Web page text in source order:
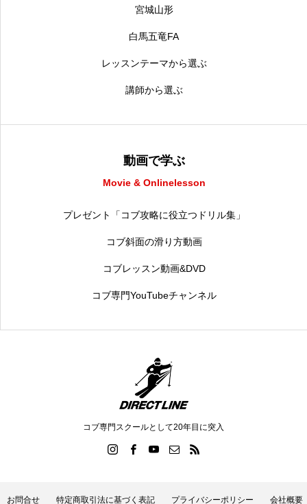
宮城山形
白馬五竜FA
レッスンテーマから選ぶ
講師から選ぶ
動画で学ぶ
Movie & Onlinelesson
プレゼント「コブ攻略に役立つドリル集」
コブ斜面の滑り方動画
コブレッスン動画&DVD
コブ専門YouTubeチャンネル
コブ専門スクールとして20年目に突入
お問合せ 特定商取引法に基づく表記 プライバシーポリシー 会社概要